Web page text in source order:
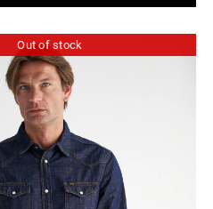
Out of stock